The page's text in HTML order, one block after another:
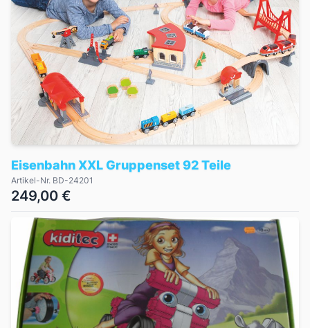
Eisenbahn XXL Gruppenset 92 Teile
Artikel-Nr. BD-24201
249,00 €